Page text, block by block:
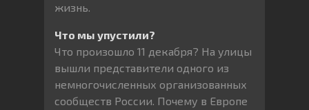
жизнь.
Что мы упустили?
Что произошло 11 декабря? На улицы
вышли представители одного из
немногочисленных организованных
сообществ России. Почему в Европе